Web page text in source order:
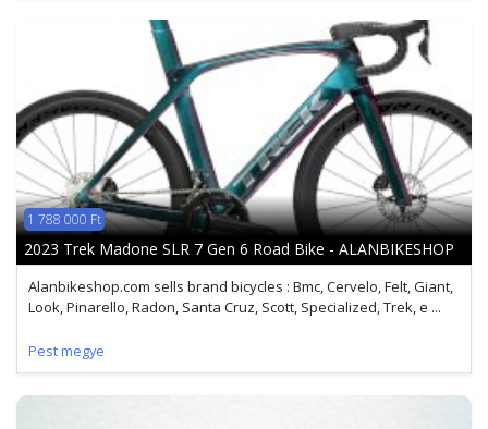
1 788 000 Ft
2023 Trek Madone SLR 7 Gen 6 Road Bike - ALANBIKESHOP
Alanbikeshop.com sells brand bicycles : Bmc, Cervelo, Felt, Giant,
Look, Pinarello, Radon, Santa Cruz, Scott, Specialized, Trek, e ...
Pest megye